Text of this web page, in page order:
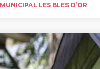
LES BLES D’OR